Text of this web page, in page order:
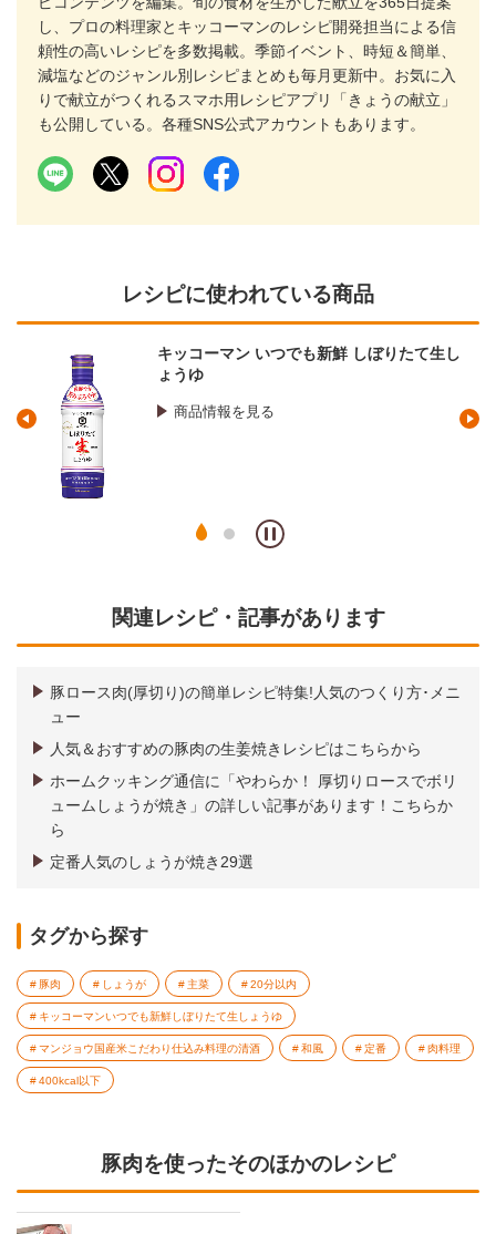
し、プロの料理家とキッコーマンのレシピ開発担当による信
頼性の高いレシピを多数掲載。季節イベント、時短＆簡単、
減塩などのジャンル別レシピまとめも毎月更新中。お気に入
りで献立がつくれるスマホ用レシピアプリ「きょうの献立」
も公開している。各種SNS公式アカウントもあります。
レシピに使われている商品
りたて生し
マンジョウ 国産米こだわり仕込み
商品情報を見る
関連レシピ・記事があります
豚ロース肉(厚切り)の簡単レシピ特集!人気のつくり方･メニ
ュー
人気＆おすすめの豚肉の生姜焼きレシピはこちらから
ホームクッキング通信に「やわらか！ 厚切りロースでボリ
ュームしょうが焼き」の詳しい記事があります！こちらか
ら
定番人気のしょうが焼き29選
タグから探す
豚肉 しょうが 主菜 20分以内
キッコーマンいつでも新鮮しぼりたて生しょうゆ
マンジョウ国産米こだわり仕込み料理の清酒 和風 定番 肉料理
400kcal以下
豚肉を使ったそのほかのレシピ